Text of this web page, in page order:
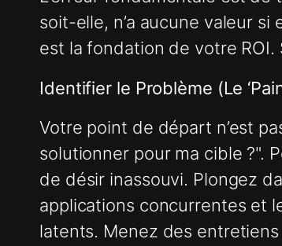
soit-elle, n’a aucune valeur
est la fondation de votre
Identifier le Problème (Le
Votre point de départ n’est
solutionner pour ma cible ?".
de désir inassouvi. Plongez
applications concurrentes et
latents. Menez des